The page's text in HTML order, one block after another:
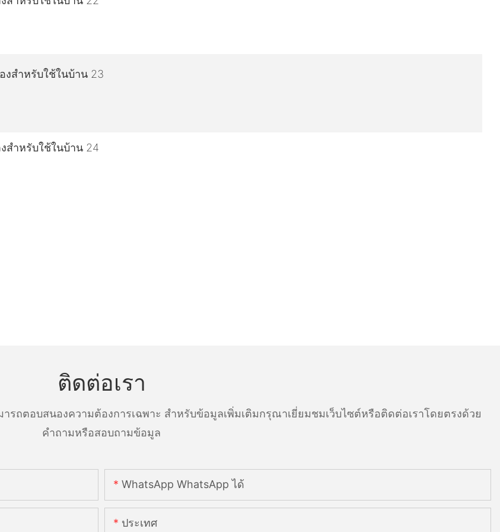
ติดต่อเรา
ถตอบสนองความต้องการเฉพาะ สำหรับข้อมูลเพิ่มเติมกรุณาเยี่ยมชมเว็บไซต์หรือติดต่อเราโดยตรงด้วย
คำถามหรือสอบถามข้อมูล
WhatsApp WhatsApp ได้
ประเทศ